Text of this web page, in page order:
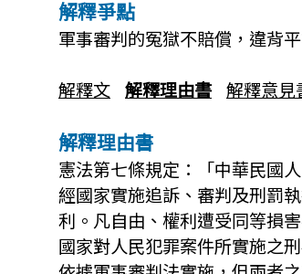
解釋爭點
軍事審判的冤獄不賠償，違背
解釋文 解釋理由書 解釋意見
解釋理由書
憲法第七條規定：「中華民國
經國家實施追訴、審判及刑罰
利。凡自由、權利遭受同等損
國家對人民犯罪案件所實施之